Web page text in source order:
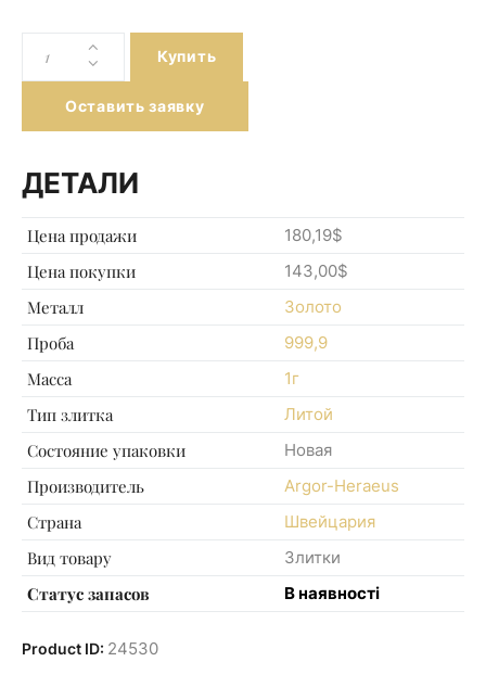
Купить
Оставить заявку
ДЕТАЛИ
Цена продажи 180,19$
Цена покупки 143,00$
Металл Золото
Проба 999,9
Масса 1г
Тип злитка Литой
Состояние упаковки Новая
Производитель Argor-Heraeus
Страна Швейцария
Вид товару Злитки
Статус запасов В наявності
Product ID: 24530